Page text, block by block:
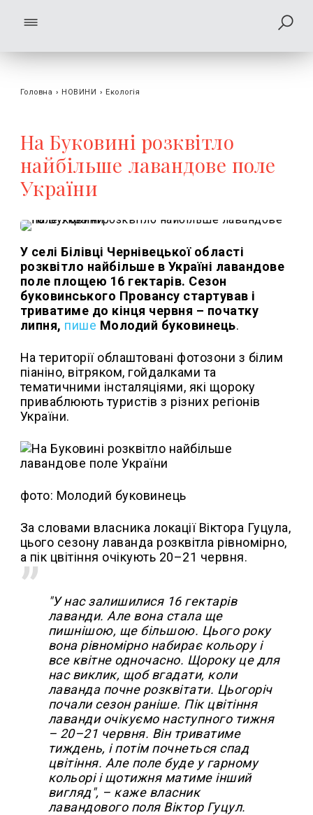
Головна › НОВИНИ › Екологія
На Буковині розквітло
найбільше лавандове поле
України
У селі Білівці Чернівецької області
розквітло найбільше в Україні лавандове
поле площею 16 гектарів. Сезон
буковинського Провансу стартував і
триватиме до кінця червня – початку
липня, пише Молодий буковинець.
На території облаштовані фотозони з білим
піаніно, вітряком, гойдалками та
тематичними інсталяціями, які щороку
приваблюють туристів з різних регіонів
України.
фото: Молодий буковинець
За словами власника локації Віктора Гуцула,
цього сезону лаванда розквітла рівномірно,
а пік цвітіння очікують 20–21 червня.
"У нас залишилися 16 гектарів
лаванди. Але вона стала ще
пишнішою, ще більшою. Цього року
вона рівномірно набирає кольору і
все квітне одночасно. Щороку це для
нас виклик, щоб вгадати, коли
лаванда почне розквітати. Цьогоріч
почали сезон раніше. Пік цвітіння
лаванди очікуємо наступного тижня
– 20–21 червня. Він триватиме
тиждень, і потім почнеться спад
цвітіння. Але поле буде у гарному
кольорі і щотижня матиме інший
вигляд", – каже власник
лавандового поля Віктор Гуцул.